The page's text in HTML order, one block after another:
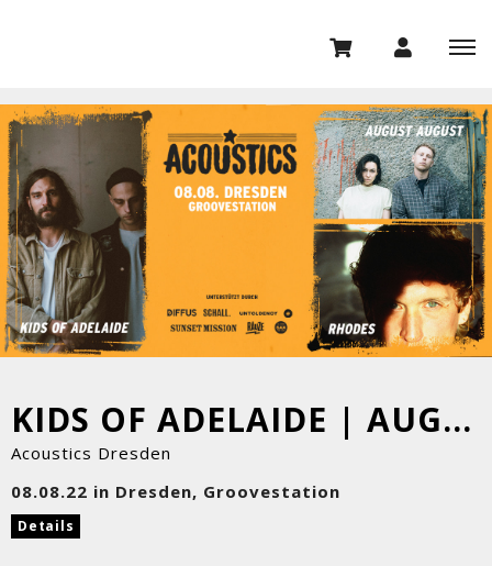
KIDS OF ADELAIDE | AUGUST AUGUST | RHODES
Acoustics Dresden
08.08.22 in Dresden, Groovestation
Details